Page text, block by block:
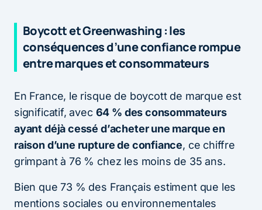
Boycott et Greenwashing : les
conséquences d’une confiance rompue
entre marques et consommateurs
En France, le risque de boycott de marque est
significatif, avec 64 % des consommateurs
ayant déjà cessé d’acheter une marque en
raison d’une rupture de confiance, ce chiffre
grimpant à 76 % chez les moins de 35 ans.
Bien que 73 % des Français estiment que les
mentions sociales ou environnementales